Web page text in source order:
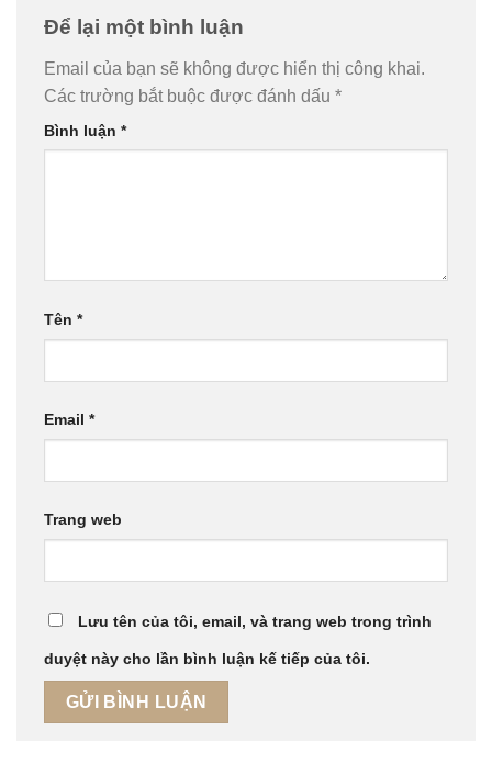
Để lại một bình luận
Email của bạn sẽ không được hiển thị công khai.
Các trường bắt buộc được đánh dấu *
Bình luận *
Tên *
Email *
Trang web
Lưu tên của tôi, email, và trang web trong trình
duyệt này cho lần bình luận kế tiếp của tôi.